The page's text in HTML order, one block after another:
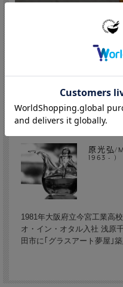
原光弘/
1963 - )
1981年大阪府立今宮工業高
オ・イン・オタル入社 浅
田市に｢グラスアート夢